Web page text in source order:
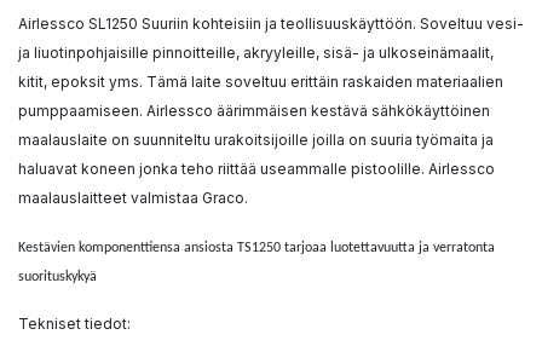
Airlessco SL1250 Suuriin kohteisiin ja teollisuuskäyttöön. Soveltuu vesi-
ja liuotinpohjaisille pinnoitteille, akryyleille, sisä- ja ulkoseinämaalit,
kitit, epoksit yms. Tämä laite soveltuu erittäin raskaiden materiaalien
pumppaamiseen. Airlessco äärimmäisen kestävä sähkökäyttöinen
maalauslaite on suunniteltu urakoitsijoille joilla on suuria työmaita ja
haluavat koneen jonka teho riittää useammalle pistoolille. Airlessco
maalauslaitteet valmistaa Graco.
Kestävien komponenttiensa ansiosta TS1250 tarjoaa luotettavuutta ja verratonta
suorituskykyä
Tekniset tiedot: